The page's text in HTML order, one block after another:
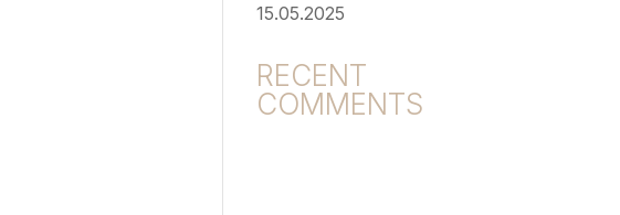
15.05.2025
RECENT
COMMENTS